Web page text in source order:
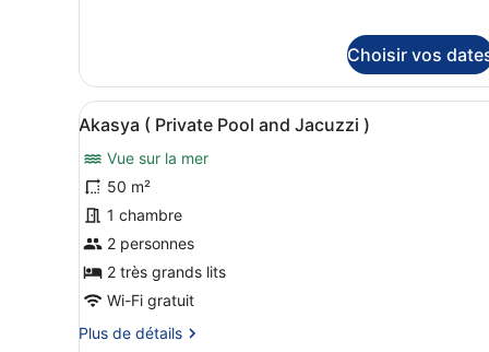
and
Jacuzzi
)
type
de
chambre
Gelincik
Private
Pool
and
Jacuzzi
Choisir vos
Afficher
toutes
les
photos
pour
ce
type
de
chambre :
Akasya
Une terrasse en bois avec
9
Akasya ( Private Pool and Jacuzzi )
Vue sur la mer
50 m²
1 chambre
2 personnes
2 très grands lits
Wi-Fi gratuit
Plus de détails
Plus